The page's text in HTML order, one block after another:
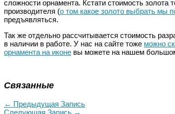
сложности орнамента. Кстати стоимость
производителя (о том какое золото выбрать мы
предъявляться.
Так же отдельно рассчитывается стоимость
в наличии в работе. У нас на сайте тоже можно
орнамента на иконе вы можете на нашем
Связанные
← Предыдущая Запись
Следующая Запись →